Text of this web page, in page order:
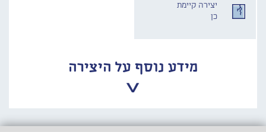
יצירה קיימת
כן
מידע נוסף על היצירה